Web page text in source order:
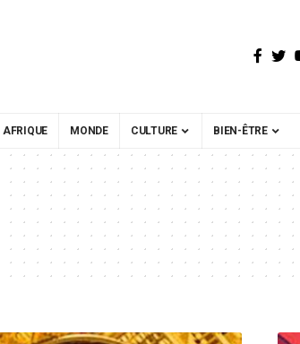
AFRIQUE MONDE CULTURE BIEN-ÊTRE